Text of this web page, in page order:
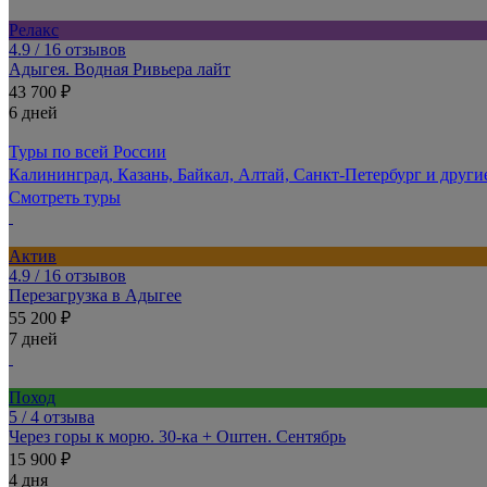
Релакс
4.9 / 16 отзывов
Адыгея. Водная Ривьера лайт
43 700 ₽
6 дней
Туры по всей России
Калининград, Казань, Байкал, Алтай, Санкт-Петербург и
Смотреть туры
Актив
4.9 / 16 отзывов
Перезагрузка в Адыгее
55 200 ₽
7 дней
Поход
5 / 4 отзыва
Через горы к морю. 30-ка + Оштен. Сентябрь
15 900 ₽
4 дня